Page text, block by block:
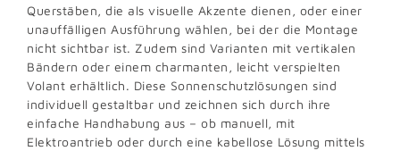
Querstäben, die als visuelle Akzente dienen, oder einer
unauffälligen Ausführung wählen, bei der die Montage
nicht sichtbar ist. Zudem sind Varianten mit vertikalen
Bändern oder einem charmanten, leicht verspielten
Volant erhältlich. Diese Sonnenschutzlösungen sind
individuell gestaltbar und zeichnen sich durch ihre
einfache Handhabung aus – ob manuell, mit
Elektroantrieb oder durch eine kabellose Lösung mittels